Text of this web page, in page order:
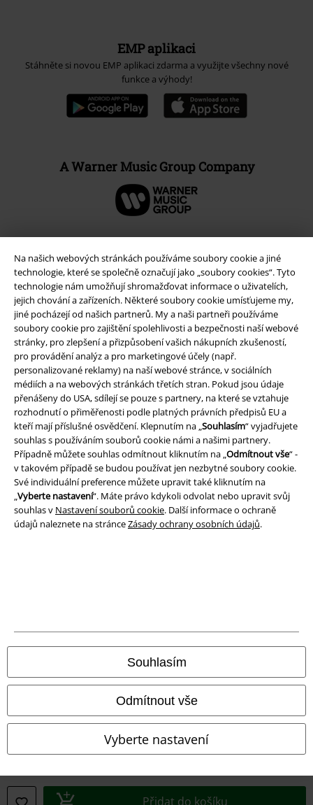
Na našich webových stránkách používáme soubory cookie a jiné
technologie, které se společně označují jako „soubory cookies“. Tyto
technologie nám umožňují shromažďovat informace o uživatelích,
jejich chování a zařízeních. Některé soubory cookie umísťujeme my,
jiné pocházejí od našich partnerů. My a naši partneři používáme
soubory cookie pro zajištění spolehlivosti a bezpečnosti naší webové
stránky, pro zlepšení a přizpůsobení vašich nákupních zkušeností,
pro provádění analýz a pro marketingové účely (např.
personalizované reklamy) na naší webové stránce, v sociálních
médiích a na webových stránkách třetích stran. Pokud jsou údaje
přenášeny do USA, sdílejí se pouze s partnery, na které se vztahuje
rozhodnutí o přiměřenosti podle platných právních předpisů EU a
kteří mají příslušné osvědčení. Klepnutím na „Souhlasím“ vyjadřujete
souhlas s používáním souborů cookie námi a našimi partnery.
Případně můžete souhlas odmítnout kliknutím na „Odmítnout vše“ -
v takovém případě se budou používat jen nezbytné soubory cookie.
Své individuální preference můžete upravit také kliknutím na
„Vyberte nastavení“. Máte právo kdykoli odvolat nebo upravit svůj
souhlas v Nastavení souborů cookie. Další informace o ochraně
údajů naleznete na stránceZásady ochrany osobních údajů.
Souhlasím
Odmítnout vše
Vyberte nastavení
Přidat do košíku
EMP aplikaci
Stáhněte si novou EMP aplikaci zdarma a využijte všechny nové
funkce a výhody!
A Warner Music Group Company
Právní informace
Podmínky
Prohlášení
Ochrana osobních údajů
Likvidace odpadu a ochrana životního prostředí
Prohlášení o shodě
Všechny ceny jsou včetně DPH, bezpoštovného a balného
© 1986-2026 EMP Merchandising
Naše online obchody
EMP France